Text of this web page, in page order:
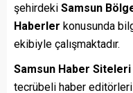
şehirdeki Samsun
Haberler konusunda
ekibiyle çalışmaktadır.
Samsun Haber Siteleri
tecrübeli haber